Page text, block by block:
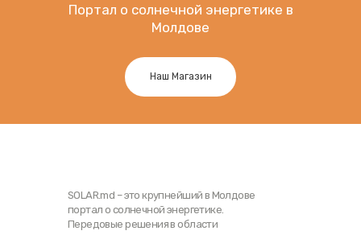
Портал о солнечной энергетике в
Молдове
Наш Магазин
SOLAR.md – это крупнейший в Молдове
портал о солнечной энергетике.
Передовые решения в области